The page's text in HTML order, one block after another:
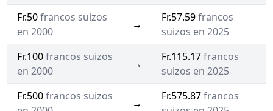
Fr.50francos suizos
en 2000
→
Fr.57.59francos
suizos en 2025
Fr.100francos suizos
en 2000
→
Fr.115.17francos
suizos en 2025
Fr.500francos suizos
→
Fr.575.87francos